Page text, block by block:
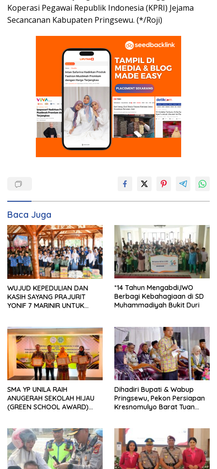
Koperasi Pegawai Republik Indonesia (KPRI) Jejama
Secancanan Kabupaten Pringsewu. (*/Roji)
Baca Juga
WUJUD KEPEDULIAN DAN
KASIH SAYANG PRAJURIT
YONIF 7 MARINIR UNTUK
*14 Tahun Mengabdi,IWO
Berbagi Kebahagiaan di SD
Muhammadiyah Bukit Duri
SMA YP UNILA RAIH
ANUGERAH SEKOLAH HIJAU
(GREEN SCHOOL AWARD)
Dihadiri Bupati & Wabup
Pringsewu, Pekon Persiapan
Kresnomulyo Barat Tuan